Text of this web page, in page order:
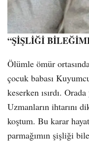
“ŞİŞLİĞİ
Ölümle ömür
çocuk babası
keserken ısırdı.
Uzmanların ihtarını
koştum. Bu karar
parmağımın şişliği